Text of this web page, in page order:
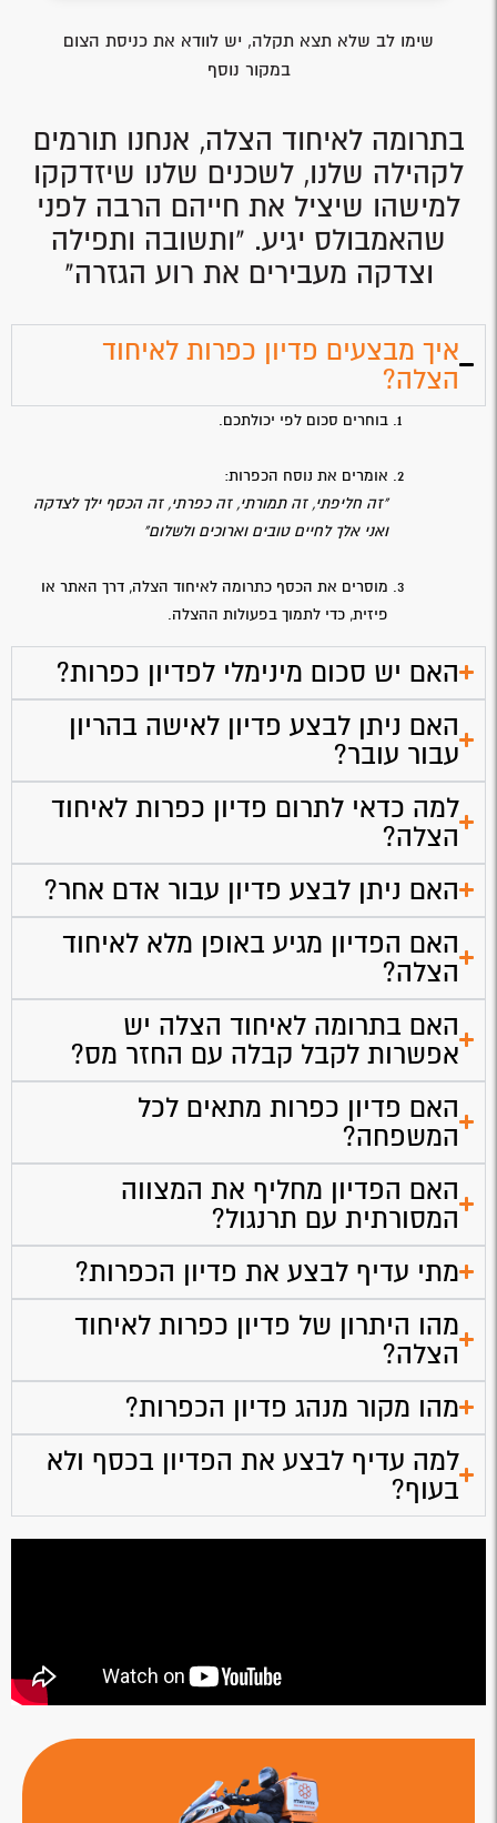
שימו לב שלא תצא תקלה, יש לוודא את כניסת הצום
במקור נוסף
בתרומה לאיחוד הצלה, אנחנו תורמים
לקהילה שלנו, לשכנים שלנו שיזדקקו
למישהו שיציל את חייהם הרבה לפני
שהאמבולס יגיע. "ותשובה ותפילה
וצדקה מעבירים את רוע הגזרה"
איך מבצעים פדיון כפרות לאיחוד
הצלה?
בוחרים סכום לפי יכולתכם.
אומרים את נוסח הכפרות:
"זה חליפתי, זה תמורתי, זה כפרתי, זה הכסף ילך לצדקה
ואני אלך לחיים טובים וארוכים ולשלום"
מוסרים את הכסף כתרומה לאיחוד הצלה, דרך האתר או
פיזית, כדי לתמוך בפעולות ההצלה.
האם יש סכום מינימלי לפדיון כפרות?
האם ניתן לבצע פדיון לאישה בהריון
עבור עובר?
למה כדאי לתרום פדיון כפרות לאיחוד
הצלה?
האם ניתן לבצע פדיון עבור אדם אחר?
האם הפדיון מגיע באופן מלא לאיחוד
הצלה?
האם בתרומה לאיחוד הצלה יש
אפשרות לקבל קבלה עם החזר מס?
האם פדיון כפרות מתאים לכל
המשפחה?
האם הפדיון מחליף את המצווה
המסורתית עם תרנגול?
מתי עדיף לבצע את פדיון הכפרות?
מהו היתרון של פדיון כפרות לאיחוד
הצלה?
מהו מקור מנהג פדיון הכפרות?
למה עדיף לבצע את הפדיון בכסף ולא
בעוף?